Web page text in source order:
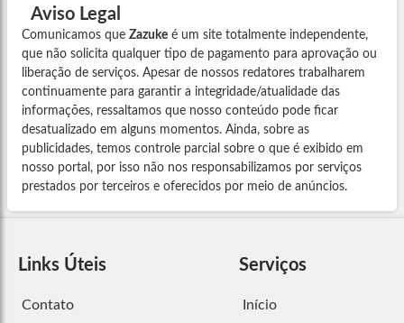
Aviso Legal
Comunicamos que Zazuke é um site totalmente independente,
que não solicita qualquer tipo de pagamento para aprovação ou
liberação de serviços. Apesar de nossos redatores trabalharem
continuamente para garantir a integridade/atualidade das
informações, ressaltamos que nosso conteúdo pode ficar
desatualizado em alguns momentos. Ainda, sobre as
publicidades, temos controle parcial sobre o que é exibido em
nosso portal, por isso não nos responsabilizamos por serviços
prestados por terceiros e oferecidos por meio de anúncios.
Links Úteis
Contato
Serviços
Início